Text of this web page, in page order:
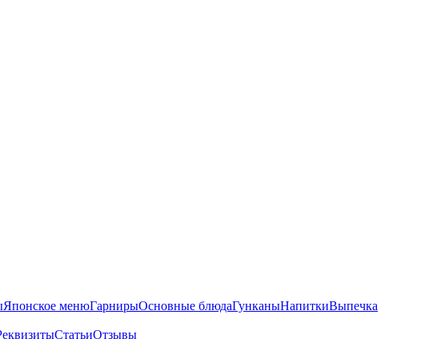
Японское менюГарнирыОсновные блюдаГунканыНапиткиВыпечка
СтатьиОтзывы